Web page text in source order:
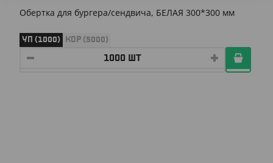
Обертка для бургера/сендвича, БЕЛАЯ 300*300 мм
УП (1000) КОР (5000)